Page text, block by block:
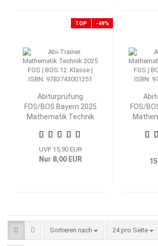
TOP -49%
Abiturprüfung
FOS/BOS Bayern 2025
Mathematik Technik
UVP 15,90 EUR
Nur 8,00 EUR
FOS/
Sortieren nach
Sortieren nach 24 pro Seite
pro Seite